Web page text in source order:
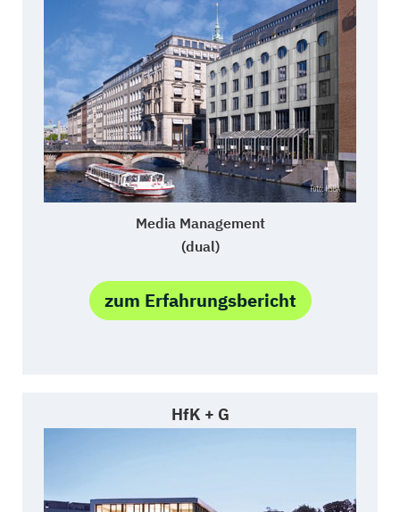
Media Management
(dual)
zum Erfahrungsbericht
HfK + G